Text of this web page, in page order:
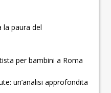
paura del
per bambini a Roma
un’analisi approfondita